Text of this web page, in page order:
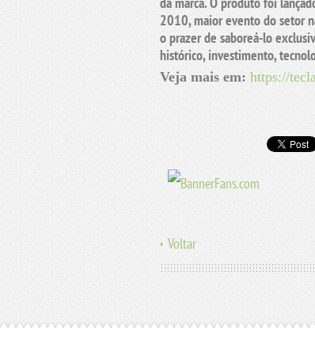
2010, maior evento do setor
o prazer de saboreá-lo
histórico, investimento,
Veja mais em: https://
Voltar